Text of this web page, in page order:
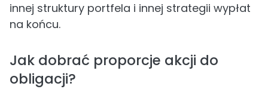
innej struktury portfela i innej strategii wypłat
na końcu.
Jak dobrać proporcje akcji do
obligacji?